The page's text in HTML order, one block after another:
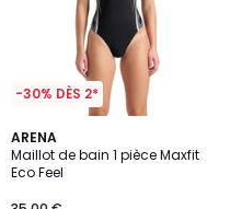
-30% DÈS 2*
ARENA
Maillot de bain 1 pièce Maxfit
Eco Feel
4
/
5
2
Couleurs